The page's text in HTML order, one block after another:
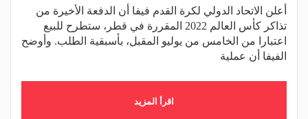
أعلن الاتحاد الدولي لكرة القدم فيفا أن الدفعة الأخيرة من
تذاكر كأس العالم 2022 المقررة في قطر، ستطرح للبيع
اعتبارا من الخامس من يوليو المقبل، بأسبقية الطلب. وأوضح
الفيفا أن عملية
اقرأ المزيد